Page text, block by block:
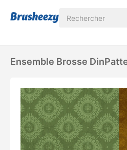
Ensemble Brosse